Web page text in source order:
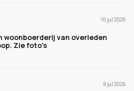
10 jul 2026
woonboerderij van overleden
Zie foto's
9 jul 2026